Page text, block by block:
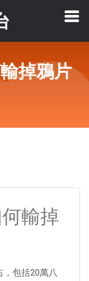
掉鴉片
輸掉
包括20萬八